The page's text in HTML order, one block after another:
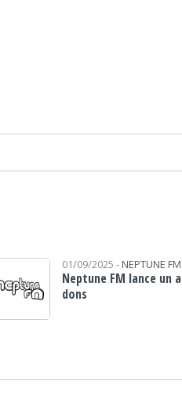
01/09/2025 - NEPTUNE FM
Neptune FM lance un
dons